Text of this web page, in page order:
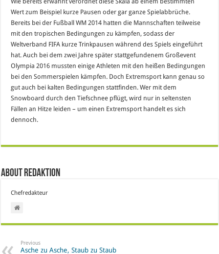
Wert zum Beispiel kurze Pausen oder gar ganze Spielabbrüche.
Bereits bei der Fußball WM 2014 hatten die Mannschaften teilweise
mit den tropischen Bedingungen zu kämpfen, sodass der
Weltverband FIFA kurze Trinkpausen während des Spiels eingeführt
hat. Auch bei dem zwei Jahre später stattgefundenem Großevent
Olympia 2016 mussten einige Athleten mit den heißen Bedingungen
bei den Sommerspielen kämpfen. Doch Extremsport kann genau so
gut auch bei kalten Bedingungen stattfinden. Wer mit dem
Snowboard durch den Tiefschnee pflügt, wird nur in seltensten
Fällen an Hitze leiden – um einen Extremsport handelt es sich
dennoch.
About Redaktion
Chefredakteur
Previous
Asche zu Asche, Staub zu Staub